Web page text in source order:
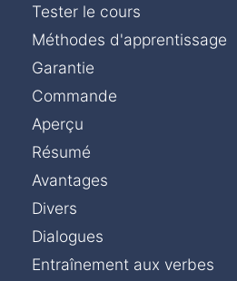
Tester le cours
Méthodes d'apprentissage
Garantie
Commande
Aperçu
Résumé
Avantages
Divers
Dialogues
Entraînement aux verbes